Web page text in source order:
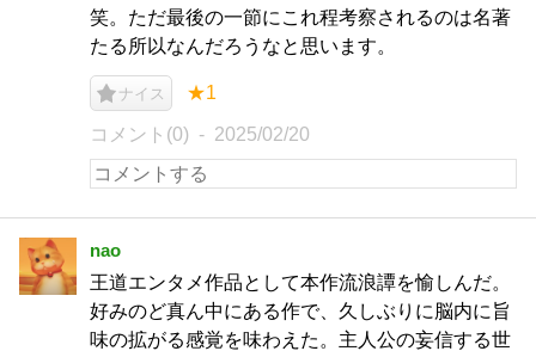
笑。ただ最後の一節にこれ程考察されるのは名著
たる所以なんだろうなと思います。
ナイス ★1
コメント(0) 2025/02/20
nao
王道エンタメ作品として本作流浪譚を愉しんだ。
好みのど真ん中にある作で、久しぶりに脳内に旨
味の拡がる感覚を味わえた。主人公の妄信する世